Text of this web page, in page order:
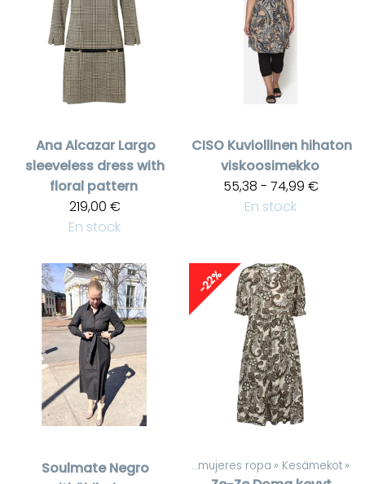
Ana Alcazar Largo
sleeveless dress with
floral pattern
219,00 €
En stock
CISO Kuviollinen hihaton
viskoosimekko
55,38 - 74,99 €
En stock
Soulmate Negro
-22%
Productos De mujeres ropa ‪» Kesämekot ‪»